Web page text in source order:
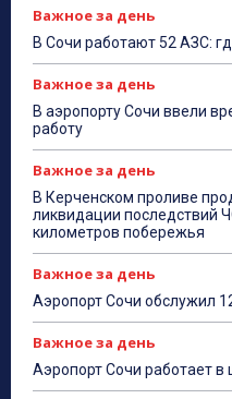
Важное за день
В Сочи работают 52 АЗС:
Важное за день
В аэропорту Сочи ввели
работу
Важное за день
В Керченском проливе
ликвидации последствий
километров побережья
Важное за день
Аэропорт Сочи обслужил
Важное за день
Аэропорт Сочи работает